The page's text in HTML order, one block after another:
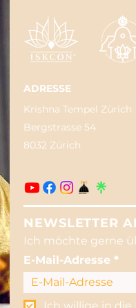
ADRESSE
Krishna Tempel Zürich
Bergstrasse 54
8032 Zürich
NEWSLETTER
Ich möchte gerne
E-Mail-Adresse